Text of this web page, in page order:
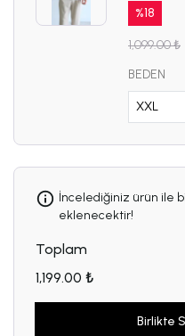
%18
1,099.00 ₺
BEDEN
İncelediğiniz ürün ile
eklenecektir!
Toplam
1,199.00 ₺
Birlikte